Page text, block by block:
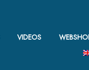
VIDEOS